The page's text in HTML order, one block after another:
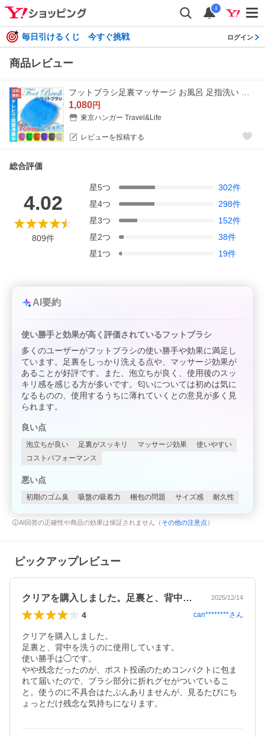
i
毎日引けるくじ 今すぐ挑戦 ログイン
商品レビュー
1,080円
東京ハンガー Travel&Life
レビューを投稿する
総合評価
4.02
809件
星5つ 302件
星4つ 298件
星3つ 152件
星2つ 38件
星1つ 19件
AI要約
使い勝手と効果が高く評価されているフットブラシ
多くのユーザーがフットブラシの使い勝手や効果に満足し
ています。足裏をしっかり洗える点や、マッサージ効果が
あることが好評です。また、泡立ちが良く、使用後のスッ
キリ感を感じる方が多いです。匂いについては初めは気に
なるものの、使用するうちに薄れていくとの意見が多く見
られます。
良い点
泡立ちが良い 足裏がスッキリ マッサージ効果
使いやすい
コストパフォーマンス
悪い点
初期のゴム臭 吸盤の吸着力 梱包の問題 サイズ感 耐久性
AI回答の正確性や商品の効果は保証されません（ その他の注意点 ）
ピックアップレビュー
クリアを購入しました。足裏と、背中を洗… 2025/12/14
4 can********さん
クリアを購入しました。
足裏と、背中を洗うのに使用しています。
使い勝手は◯です。
やや残念だったのが、ポスト投函のためコンパクトに包ま
れて届いたので、ブラシ部分に折れグセがついているこ
と。使うのに不具合はたぶんありませんが、見るたびにち
ょっとだけ残念な気持ちになります。